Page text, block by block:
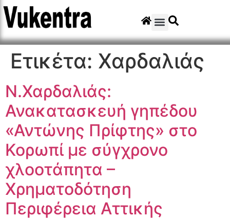
Ετικέτα: Χαρδαλιάς
Ν.Χαρδαλιάς:
Ανακατασκευή γηπέδου
«Αντώνης Πρίφτης» στο
Κορωπί με σύγχρονο
χλοοτάπητα –
Χρηματοδότηση
Περιφέρεια Αττικής